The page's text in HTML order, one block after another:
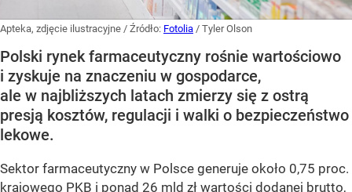
Apteka, zdjęcie ilustracyjne / Źródło: Fotolia / Tyler Olson
Polski rynek farmaceutyczny rośnie wartościowo
i zyskuje na znaczeniu w gospodarce,
ale w najbliższych latach zmierzy się z ostrą
presją kosztów, regulacji i walki o bezpieczeństwo
lekowe.
Sektor farmaceutyczny w Polsce generuje około 0,75 proc.
krajowego PKB i ponad 26 mld zł wartości dodanej brutto,